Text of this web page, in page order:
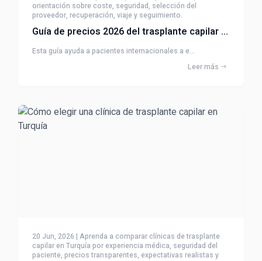
orientación sobre coste, seguridad, selección del
proveedor, recuperación, viaje y seguimiento.
Guía de precios 2026 del trasplante capilar en Turquía
Esta guía ayuda a pacientes internacionales a e...
Leer más
20 Jun, 2026 | Aprenda a comparar clínicas de trasplante
capilar en Turquía por experiencia médica, seguridad del
paciente, precios transparentes, expectativas realistas y